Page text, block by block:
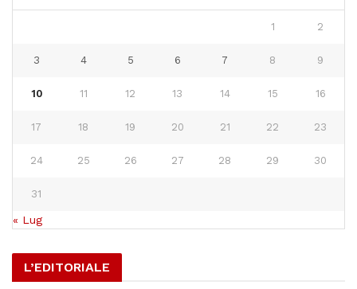
1 2
3 4 5 6 7 8 9
10 11 12 13 14 15 16
17 18 19 20 21 22 23
24 25 26 27 28 29 30
31
« Lug
L’EDITORIALE